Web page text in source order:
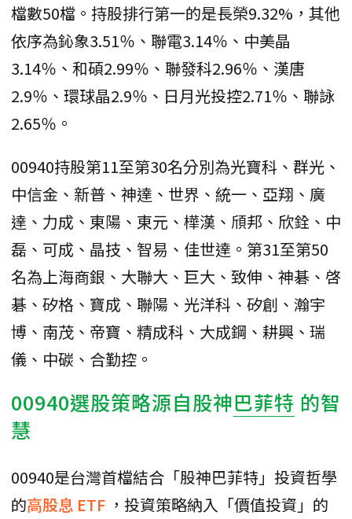
檔數50檔。持股排行第一的是長榮9.32%，其他
依序為鈊象3.51％、聯電3.14％、中美晶
3.14％、和碩2.99％、聯發科2.96％、漢唐
2.9％、環球晶2.9％、日月光投控2.71％、聯詠
2.65％。
00940持股第11至第30名分別為光寶科、群光、
中信金、新普、神達、世界、統一、亞翔、廣
達、力成、東陽、東元、樺漢、頎邦、欣銓、中
磊、可成、晶技、智易、佳世達。第31至第50
名為上海商銀、大聯大、巨大、致伸、神碁、啓
碁、矽格、寶成、聯陽、光洋科、矽創、瀚宇
博、南茂、帝寶、精成科、大成鋼、耕興、瑞
儀、中碳、合勤控。
00940選股策略源自股神巴菲特 的智
慧
00940是台灣首檔結合「股神巴菲特」投資哲學
的高股息 ETF ，投資策略納入「價值投資」的